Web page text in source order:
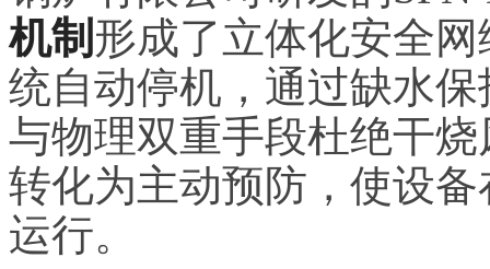
机制 形成了立体化安全
统自动停机，通过缺水
与物理双重手段杜绝干
转化为主动预防，使设
运行。